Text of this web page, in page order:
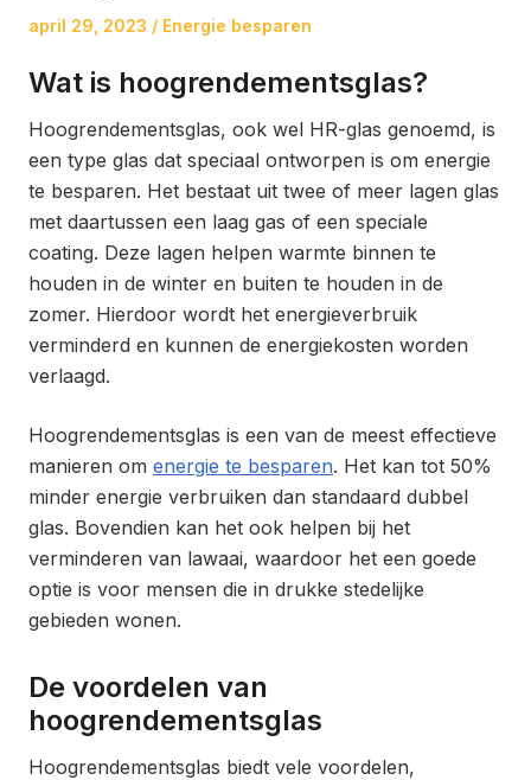
Posted
april 29, 2023
Posted
Energie besparen
Wat is hoogrendementsglas?
Hoogrendementsglas, ook wel HR-glas genoemd, is
een type glas dat speciaal ontworpen is om energie
te besparen. Het bestaat uit twee of meer lagen glas
met daartussen een laag gas of een speciale
coating. Deze lagen helpen warmte binnen te
houden in de winter en buiten te houden in de
zomer. Hierdoor wordt het energieverbruik
verminderd en kunnen de energiekosten worden
verlaagd.
Hoogrendementsglas is een van de meest effectieve
manieren om energie te besparen. Het kan tot 50%
minder energie verbruiken dan standaard dubbel
glas. Bovendien kan het ook helpen bij het
verminderen van lawaai, waardoor het een goede
optie is voor mensen die in drukke stedelijke
gebieden wonen.
De voordelen van
hoogrendementsglas
Hoogrendementsglas biedt vele voordelen,